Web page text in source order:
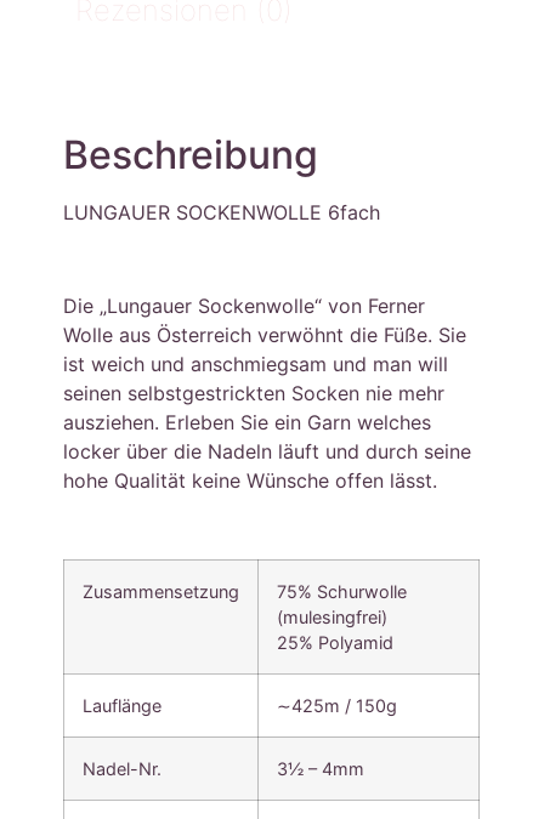
Rezensionen (0)
Beschreibung
LUNGAUER SOCKENWOLLE 6fach
Die „Lungauer Sockenwolle“ von Ferner
Wolle aus Österreich verwöhnt die Füße. Sie
ist weich und anschmiegsam und man will
seinen selbstgestrickten Socken nie mehr
ausziehen. Erleben Sie ein Garn welches
locker über die Nadeln läuft und durch seine
hohe Qualität keine Wünsche offen lässt.
Zusammensetzung
75% Schurwolle
(mulesingfrei)
25% Polyamid
Lauflänge ∼425m / 150g
Nadel-Nr. 3½ – 4mm